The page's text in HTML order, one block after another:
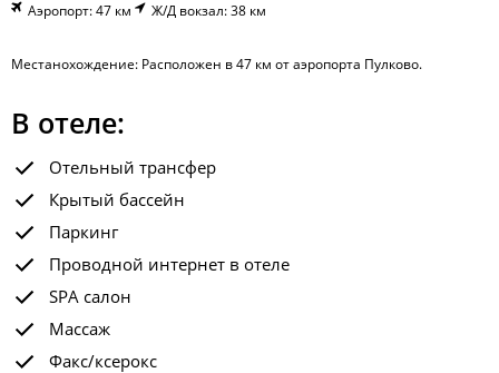
Аэропорт: 47 км Ж/Д вокзал: 38 км
Местанохождение: Расположен в 47 км от аэропорта Пулково.
В отеле:
Отельный трансфер
Крытый бассейн
Паркинг
Проводной интернет в отеле
SPA салон
Массаж
Факс/ксерокс